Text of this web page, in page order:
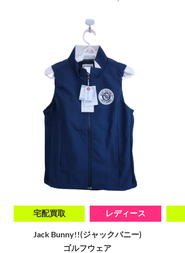
宅配買取 レディース
Jack Bunny!!(ジャックバニー)
ゴルフウェア